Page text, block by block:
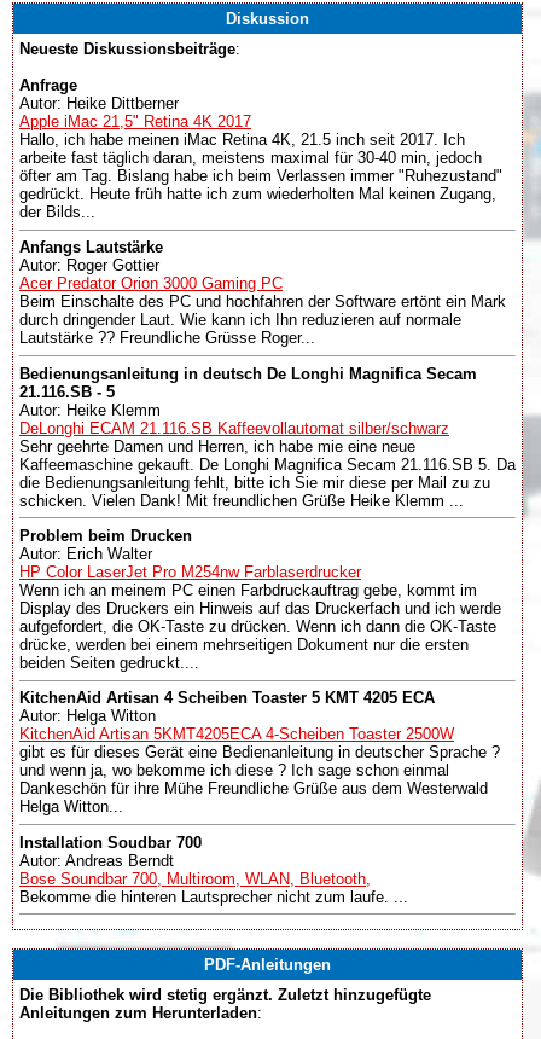
Diskussion
Neueste Diskussionsbeiträge:
Anfrage
Autor: Heike Dittberner
Apple iMac 21,5" Retina 4K 2017
Hallo, ich habe meinen iMac Retina 4K, 21.5 inch seit 2017. Ich
arbeite fast täglich daran, meistens maximal für 30-40 min, jedoch
öfter am Tag. Bislang habe ich beim Verlassen immer "Ruhezustand"
gedrückt. Heute früh hatte ich zum wiederholten Mal keinen Zugang,
der Bilds...
Anfangs Lautstärke
Autor: Roger Gottier
Acer Predator Orion 3000 Gaming PC
Beim Einschalte des PC und hochfahren der Software ertönt ein Mark
durch dringender Laut. Wie kann ich Ihn reduzieren auf normale
Lautstärke ?? Freundliche Grüsse Roger...
Bedienungsanleitung in deutsch De Longhi Magnifica Secam
21.116.SB - 5
Autor: Heike Klemm
DeLonghi ECAM 21.116.SB Kaffeevollautomat silber/schwarz
Sehr geehrte Damen und Herren, ich habe mie eine neue
Kaffeemaschine gekauft. De Longhi Magnifica Secam 21.116.SB 5. Da
die Bedienungsanleitung fehlt, bitte ich Sie mir diese per Mail zu zu
schicken. Vielen Dank! Mit freundlichen Grüße Heike Klemm ...
Problem beim Drucken
Autor: Erich Walter
HP Color LaserJet Pro M254nw Farblaserdrucker
Wenn ich an meinem PC einen Farbdruckauftrag gebe, kommt im
Display des Druckers ein Hinweis auf das Druckerfach und ich werde
aufgefordert, die OK-Taste zu drücken. Wenn ich dann die OK-Taste
drücke, werden bei einem mehrseitigen Dokument nur die ersten
beiden Seiten gedruckt....
KitchenAid Artisan 4 Scheiben Toaster 5 KMT 4205 ECA
Autor: Helga Witton
KitchenAid Artisan 5KMT4205ECA 4-Scheiben Toaster 2500W
gibt es für dieses Gerät eine Bedienanleitung in deutscher Sprache ?
und wenn ja, wo bekomme ich diese ? Ich sage schon einmal
Dankeschön für ihre Mühe Freundliche Grüße aus dem Westerwald
Helga Witton...
Installation Soudbar 700
Autor: Andreas Berndt
Bose Soundbar 700, Multiroom, WLAN, Bluetooth,
Bekomme die hinteren Lautsprecher nicht zum laufe. ...
PDF-Anleitungen
Die Bibliothek wird stetig ergänzt. Zuletzt hinzugefügte
Anleitungen zum Herunterladen: